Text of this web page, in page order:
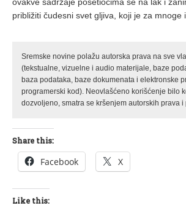
približiti čudesni svet gljiva, koji je za mnoge
Sremske novine polažu autorska prava na sve
(tekstualne, vizuelne i audio materijale, baze
baza podataka, baze dokumenata i elektronske
programerski kod). Neovlašćeno korišćenje bilo
dozvoljeno, smatra se kršenjem autorskih prava
Share this:
Facebook X
Like this: